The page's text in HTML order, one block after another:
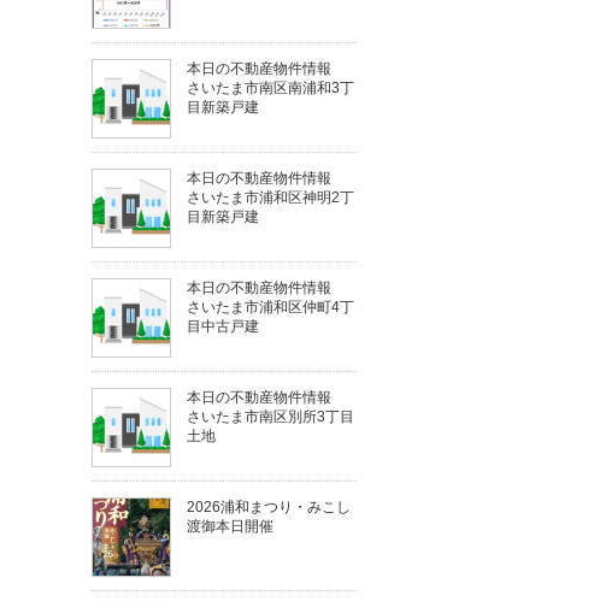
本日の不動産物件情報
さいたま市南区南浦和3丁
目新築戸建
本日の不動産物件情報
さいたま市浦和区神明2丁
目新築戸建
本日の不動産物件情報
さいたま市浦和区仲町4丁
目中古戸建
本日の不動産物件情報
さいたま市南区別所3丁目
土地
2026浦和まつり・みこし
渡御本日開催